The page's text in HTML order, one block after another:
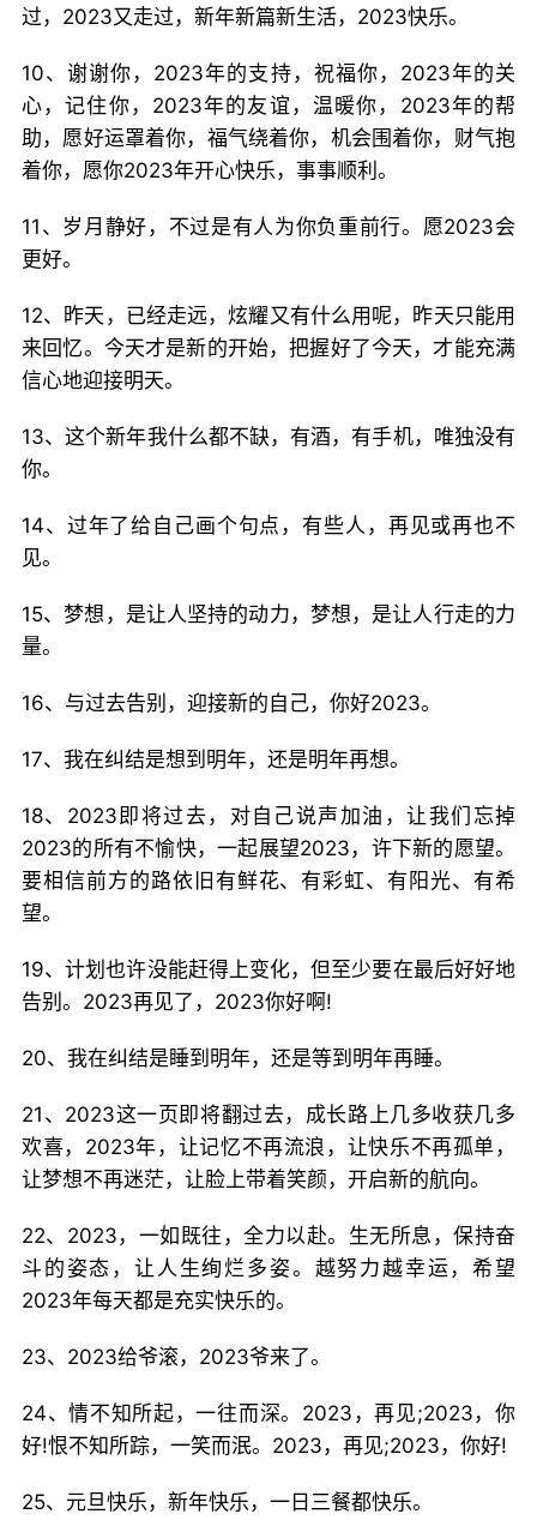
过，2023又走过，新年新篇新生活，2023快乐。
10、谢谢你，2023年的支持，祝福你，2023年的关
心，记住你，2023年的友谊，温暖你，2023年的帮
助，愿好运罩着你，福气绕着你，机会围着你，财气抱
着你，愿你2023年开心快乐，事事顺利。
11、岁月静好，不过是有人为你负重前行。愿2023会
更好。
12、昨天，已经走远，炫耀又有什么用呢，昨天只能用
来回忆。今天才是新的开始，把握好了今天，才能充满
信心地迎接明天。
13、这个新年我什么都不缺，有酒，有手机，唯独没有
你。
14、过年了给自己画个句点，有些人，再见或再也不
见。
15、梦想，是让人坚持的动力，梦想，是让人行走的力
量。
16、与过去告别，迎接新的自己，你好2023。
17、我在纠结是想到明年，还是明年再想。
18、2023即将过去，对自己说声加油，让我们忘掉
2023的所有不愉快，一起展望2023，许下新的愿望。
要相信前方的路依旧有鲜花、有彩虹、有阳光、有希
望。
19、计划也许没能赶得上变化，但至少要在最后好好地
告别。2023再见了，2023你好啊!
20、我在纠结是睡到明年，还是等到明年再睡。
21、2023这一页即将翻过去，成长路上几多收获几多
欢喜，2023年，让记忆不再流浪，让快乐不再孤单，
让梦想不再迷茫，让脸上带着笑颜，开启新的航向。
22、2023，一如既往，全力以赴。生无所息，保持奋
斗的姿态，让人生绚烂多姿。越努力越幸运，希望
2023年每天都是充实快乐的。
23、2023给爷滚，2023爷来了。
24、情不知所起，一往而深。2023，再见;2023，你
好!恨不知所踪，一笑而泯。2023，再见;2023，你好!
25、元旦快乐，新年快乐，一日三餐都快乐。